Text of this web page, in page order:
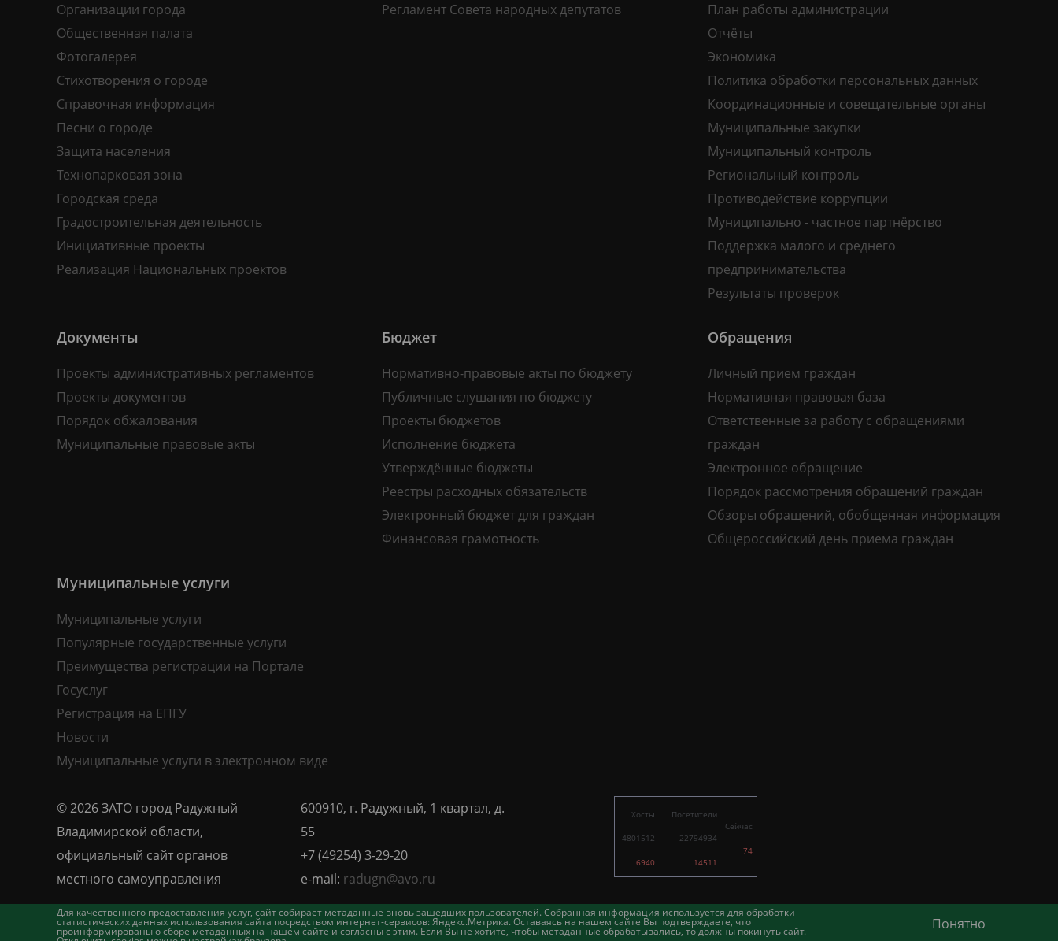
Для качественного предоставления услуг, сайт собирает метаданные вновь зашедших пользователей. Собранная информация используется для обработки
статистических данных использования сайта посредством интернет-сервисов: Яндекс.Метрика. Оставаясь на нашем сайте Вы подтверждаете, что
проинформированы о сборе метаданных на нашем сайте и согласны с этим. Если Вы не хотите, чтобы метаданные обрабатывались, то должны покинуть сайт. Понятно
Организации города
Общественная палата
Фотогалерея
Стихотворения о городе
Справочная информация
Песни о городе
Защита населения
Технопарковая зона
Городская среда
Градостроительная деятельность
Инициативные проекты
Реализация Национальных проектов
Регламент Совета народных депутатов
План работы администрации
Отчёты
Экономика
Политика обработки персональных данных
Координационные и совещательные органы
Муниципальные закупки
Муниципальный контроль
Региональный контроль
Противодействие коррупции
Муниципально - частное партнёрство
Поддержка малого и среднего
предпринимательства
Результаты проверок
Документы
Проекты административных регламентов
Проекты документов
Порядок обжалования
Муниципальные правовые акты
Бюджет
Нормативно-правовые акты по бюджету
Публичные слушания по бюджету
Проекты бюджетов
Исполнение бюджета
Утверждённые бюджеты
Реестры расходных обязательств
Электронный бюджет для граждан
Финансовая грамотность
Обращения
Личный прием граждан
Нормативная правовая база
Ответственные за работу с обращениями
граждан
Электронное обращение
Порядок рассмотрения обращений граждан
Обзоры обращений, обобщенная информация
Общероссийский день приема граждан
Муниципальные услуги
Муниципальные услуги
Популярные государственные услуги
Преимущества регистрации на Портале
Госуслуг
Регистрация на ЕПГУ
Новости
Муниципальные услуги в электронном виде
© 2026 ЗАТО город Радужный
Владимирской области,
официальный сайт органов
местного самоуправления
600910, г. Радужный, 1 квартал, д.
55
+7 (49254) 3-29-20
e-mail: radugn@avo.ru
Хосты
4801512
6940
Посетители
22794934
14511
Сейчас
74